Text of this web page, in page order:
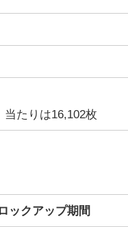
たりは16,102枚
ロックアップ期間